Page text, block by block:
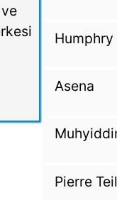
Humphry
Asena
Pierre